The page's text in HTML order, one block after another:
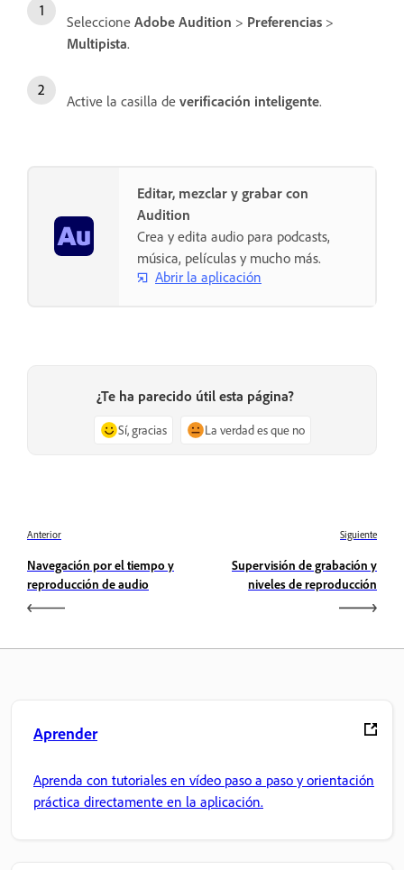
Seleccione Adobe Audition > Preferencias >
Multipista.
Active la casilla de verificación inteligente.
Editar, mezclar y grabar con
Audition
Crea y edita audio para podcasts,
música, películas y mucho más.
Abrir la aplicación
¿Te ha parecido útil esta página?
Sí, gracias La verdad es que no
Anterior
Navegación por el tiempo y
reproducción de audio
Siguiente
Supervisión de grabación y
niveles de reproducción
Aprender
Aprenda con tutoriales en vídeo paso a paso y orientación
práctica directamente en la aplicación.